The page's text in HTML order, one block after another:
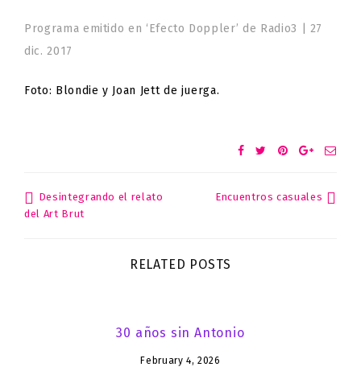
Programa emitido en ‘Efecto Doppler’ de Radio3 | 27
dic. 2017
Foto: Blondie y Joan Jett de juerga.
Post
Desintegrando el relato
del Art Brut
Encuentros casuales
RELATED POSTS
30 años sin Antonio
February 4, 2026